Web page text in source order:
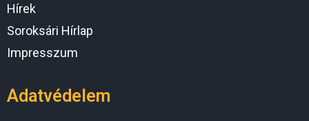
Hírek
Soroksári Hírlap
Impresszum
Adatvédelem